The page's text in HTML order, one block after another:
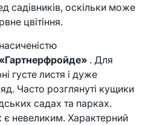
садівників, оскільки може
цвітіння.
. Для
густе листя і дуже
Часто розглянуті кущики
садах та парках.
є невеликим. Характерний